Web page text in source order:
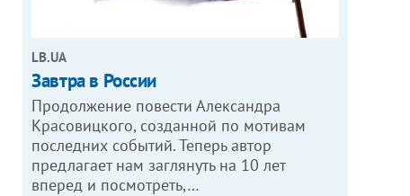
LB.UA
Завтра в России
Продолжение повести Александра
Красовицкого, созданной по мотивам
последних событий. Теперь автор
предлагает нам заглянуть на 10 лет
вперед и посмотреть,…